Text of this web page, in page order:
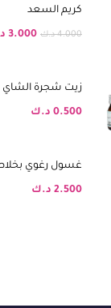
كريم السعد
4.000 د.ك 3.000
زيت شجرة الشاي
0.500 د.ك
غسول رغوي
2.500 د.ك